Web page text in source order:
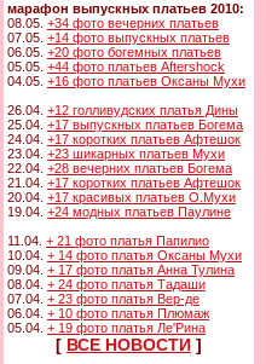
марафон выпускных платьев 2010:
08.05. +34 фото вечерних платьев
07.05. +14 фото выпускных платьев
06.05. +20 фото богемных платьев
05.05. +44 фото платьев Aftershock
04.05. +16 фото платьев Оксаны Мухи
26.04. +12 голливудских платья Дины
25.04. +17 выпускных платьев Богема
24.04. +17 коротких платьев Афтешок
23.04. +23 шикарных платьев Мухи
22.04. +28 вечерних платьев Богема
21.04. +17 коротких платьев Афтешок
20.04. +17 красивых платьев О.Мухи
19.04. +24 модных платьев Паулине
11.04. + 21 фото платья Папилио
10.04. + 14 фото платья Оксаны Мухи
09.04. + 17 фото платья Анна Тулина
08.04. + 24 фото платья Тадаши
07.04. + 23 фото платья Вер-де
06.04. + 10 фото платья Плюмаж
05.04. + 19 фото платья Ле'Рина
[ ВСЕ НОВОСТИ ]